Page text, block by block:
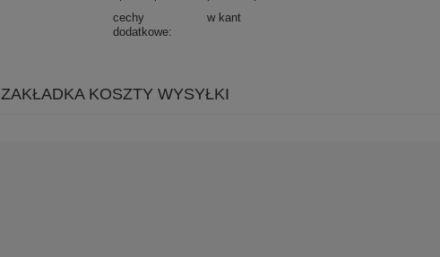
cechy
dodatkowe
w kant
ZAKŁADKA KOSZTY WYSYŁKI